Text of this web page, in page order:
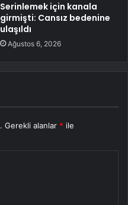
Serinlemek için kanala
girmişti: Cansız bedenine
ulaşıldı
Ağustos 6, 2026
Gerekli alanlar * ile